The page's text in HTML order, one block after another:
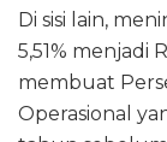
Di sisi lain,
5,51% menjadi
membuat
Operasional